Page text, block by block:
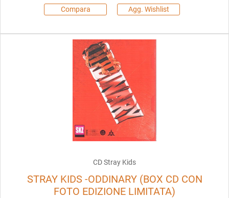
Compara Agg. Wishlist
CD Stray Kids
STRAY KIDS -ODDINARY (BOX CD CON
FOTO EDIZIONE LIMITATA)